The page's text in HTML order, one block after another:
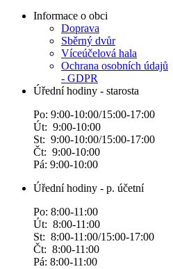
Informace o obci
Doprava
Sběrný dvůr
Víceúčelová hala
Ochrana osobních údajů
- GDPR
Úřední hodiny - starosta
Po: 9:00-10:00/15:00-17:00
Út: 9:00-10:00
St: 9:00-10:00/15:00-17:00
Čt: 9:00-10:00
Pá: 9:00-10:00
Úřední hodiny - p. účetní
Po: 8:00-11:00
Út: 8:00-11:00
St: 8:00-11:00/15:00-17:00
Čt: 8:00-11:00
Pá: 8:00-11:00